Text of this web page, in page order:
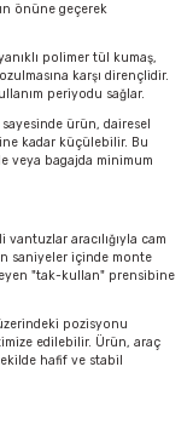
önüne geçerek
polimer tül kumaş,
karşı dirençlidir.
periyodu sağlar.
sayesinde ürün, dairesel
kadar küçülebilir. Bu
veya bagajda minimum
aracılığıyla cam
saniyeler içinde monte
"tak-kullan" prensibine
pozisyonu
edilebilir. Ürün, araç
hafif ve stabil